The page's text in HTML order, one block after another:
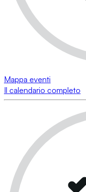
Mappa eventi
Il calendario completo